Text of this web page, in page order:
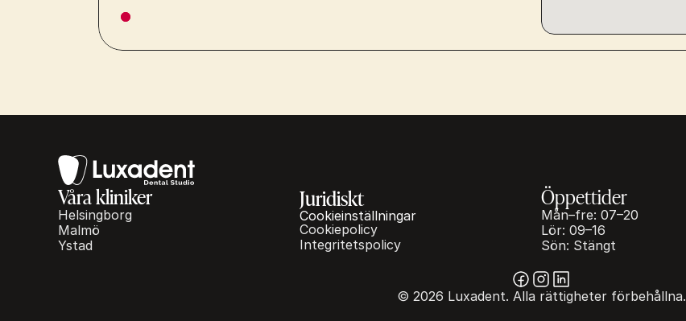
Våra kliniker
Helsingborg
Malmö
Ystad
Juridiskt
Cookieinställningar
Cookiepolicy
Integritetspolicy
Öppettider
Mån–fre: 07–20
Lör: 09–16
Sön: Stängt
© 2026 Luxadent. Alla rättigheter förbehållna.